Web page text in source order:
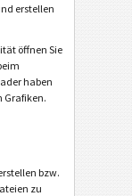
erstellen
öffnen Sie
haben
Grafiken.
bzw.
zu